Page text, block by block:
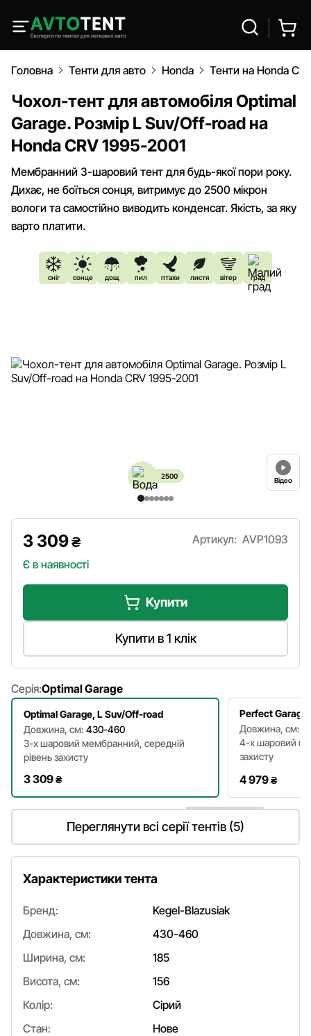
Головна Тенти для авто Honda Тенти на Honda
Чохол-тент для автомобіля Optimal
Garage. Розмір L Suv/Off-road на
Honda CRV 1995-2001
Мембранний 3-шаровий тент для будь-якої пори року.
Дихає, не боїться сонця, витримує до 2500 мікрон
вологи та самостійно виводить конденсат. Якість, за яку
варто платити.
сніг сонце дощ пил птахи листя вітер град
2500 Відео
3 309₴
Є в наявності
Артикул: AVP1093
Купити
Купити в 1 клік
Серія:Optimal Garage
Optimal Garage, L Suv/Off-road
Довжина, см: 430-460
3-х шаровий мембранний, середній
рівень захисту
3 309₴
Perfect
Довжина, см:
4-х шаровий
захисту
4 979₴
Переглянути всі серії тентів (5)
Характеристики тента
Бренд:
Kegel-Blazusiak
Довжина, см:
430-460
Ширина, см:
185
Висота, см:
156
Колір:
Сірий
Стан:
Нове